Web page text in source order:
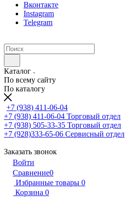
Вконтакте
Instagram
Telegram
Каталог
По всему сайту
По каталогу
+7 (938) 411-06-04
+7 (938) 411-06-04 Торговый отдел
+7 (938) 505-33-35 Торговый отдел
+7 (928)333-65-06 Сервисный отдел
Заказать звонок
Войти
Сравнение0
Избранные товары 0
Корзина 0